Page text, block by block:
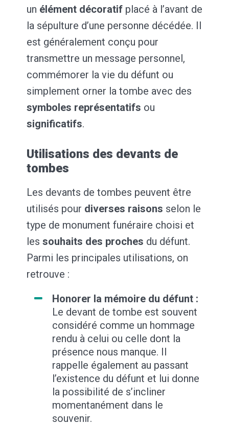
un élément décoratif placé à l’avant de
la sépulture d’une personne décédée. Il
est généralement conçu pour
transmettre un message personnel,
commémorer la vie du défunt ou
simplement orner la tombe avec des
symboles représentatifs ou
significatifs.
Utilisations des devants de
tombes
Les devants de tombes peuvent être
utilisés pour diverses raisons selon le
type de monument funéraire choisi et
les souhaits des proches du défunt.
Parmi les principales utilisations, on
retrouve :
Honorer la mémoire du défunt :
Le devant de tombe est souvent
considéré comme un hommage
rendu à celui ou celle dont la
présence nous manque. Il
rappelle également au passant
l’existence du défunt et lui donne
la possibilité de s’incliner
momentanément dans le
souvenir.